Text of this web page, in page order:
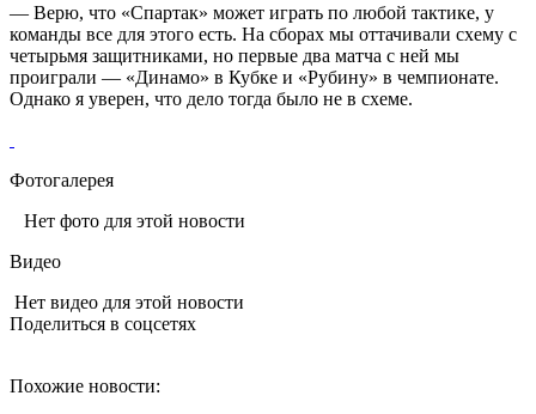
— Верю, что «Спартак» может играть по любой тактике, у
команды все для этого есть. На сборах мы оттачивали схему с
четырьмя защитниками, но первые два матча с ней мы
проиграли — «Динамо» в Кубке и «Рубину» в чемпионате.
Однако я уверен, что дело тогда было не в схеме.
Фотогалерея
Нет фото для этой новости
Видео
Нет видео для этой новости
Поделиться в соцсетях
Похожие новости: